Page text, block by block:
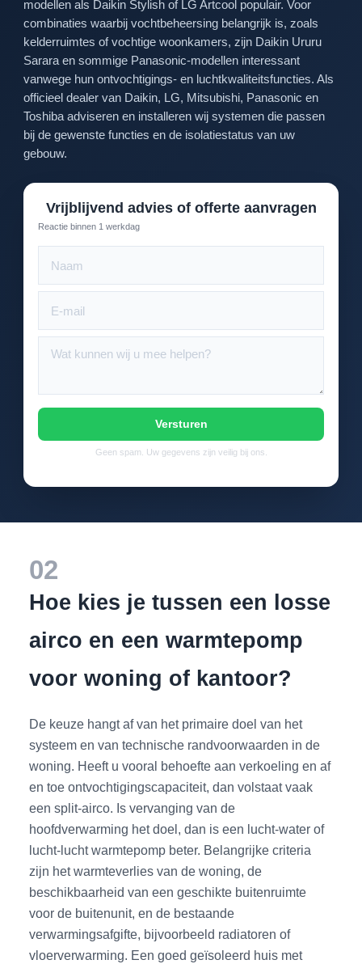
modellen als Daikin Stylish of LG Artcool populair. Voor
combinaties waarbij vochtbeheersing belangrijk is, zoals
kelderruimtes of vochtige woonkamers, zijn Daikin Ururu
Sarara en sommige Panasonic-modellen interessant
vanwege hun ontvochtigings- en luchtkwaliteitsfuncties. Als
officieel dealer van Daikin, LG, Mitsubishi, Panasonic en
Toshiba adviseren en installeren wij systemen die passen
bij de gewenste functies en de isolatiestatus van uw
gebouw.
Vrijblijvend advies of offerte aanvragen
Reactie binnen 1 werkdag
Versturen
Geen spam. Uw gegevens zijn veilig bij ons.
02
Hoe kies je tussen een losse
airco en een warmtepomp
voor woning of kantoor?
De keuze hangt af van het primaire doel van het
systeem en van technische randvoorwaarden in de
woning. Heeft u vooral behoefte aan verkoeling en af
en toe ontvochtigingscapaciteit, dan volstaat vaak
een split-airco. Is vervanging van de
hoofdverwarming het doel, dan is een lucht-water of
lucht-lucht warmtepomp beter. Belangrijke criteria
zijn het warmteverlies van de woning, de
beschikbaarheid van een geschikte buitenruimte
voor de buitenunit, en de bestaande
verwarmingsafgifte, bijvoorbeeld radiatoren of
vloerverwarming. Een goed geïsoleerd huis met